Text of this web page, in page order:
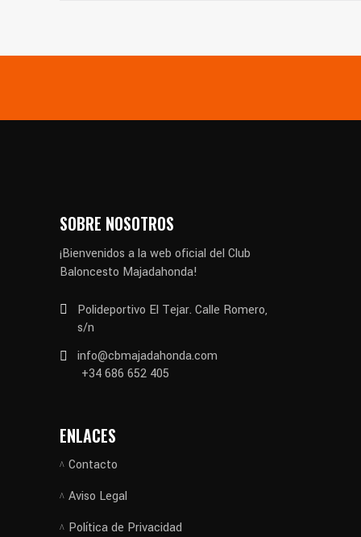
SOBRE NOSOTROS
¡Bienvenidos a la web oficial del Club
Baloncesto Majadahonda!
Polideportivo El Tejar. Calle Romero,
s/n
info@cbmajadahonda.com
+34 686 652 405
ENLACES
Contacto
Aviso Legal
Política de Privacidad